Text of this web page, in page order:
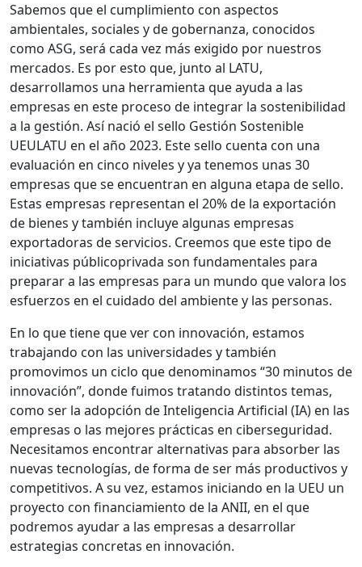
Sabemos que el cumplimiento con aspectos
ambientales, sociales y de gobernanza, conocidos
como ASG, será cada vez más exigido por nuestros
mercados. Es por esto que, junto al LATU,
desarrollamos una herramienta que ayuda a las
empresas en este proceso de integrar la sostenibilidad
a la gestión. Así nació el sello Gestión Sostenible
UEULATU en el año 2023. Este sello cuenta con una
evaluación en cinco niveles y ya tenemos unas 30
empresas que se encuentran en alguna etapa de sello.
Estas empresas representan el 20% de la exportación
de bienes y también incluye algunas empresas
exportadoras de servicios. Creemos que este tipo de
iniciativas públicoprivada son fundamentales para
preparar a las empresas para un mundo que valora los
esfuerzos en el cuidado del ambiente y las personas.
En lo que tiene que ver con innovación, estamos
trabajando con las universidades y también
promovimos un ciclo que denominamos “30 minutos de
innovación”, donde fuimos tratando distintos temas,
como ser la adopción de Inteligencia Artificial (IA) en las
empresas o las mejores prácticas en ciberseguridad.
Necesitamos encontrar alternativas para absorber las
nuevas tecnologías, de forma de ser más productivos y
competitivos. A su vez, estamos iniciando en la UEU un
proyecto con financiamiento de la ANII, en el que
podremos ayudar a las empresas a desarrollar
estrategias concretas en innovación.